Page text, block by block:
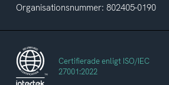
Organisationsnummer: 802405-0190
Certifierade enligt ISO/IEC
27001:2022